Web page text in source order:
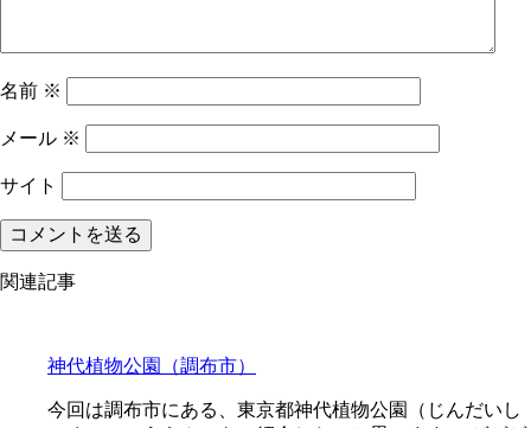
名前 ※
メール ※
サイト
関連記事
神代植物公園（調布市）
今回は調布市にある、東京都神代植物公園（じんだいし